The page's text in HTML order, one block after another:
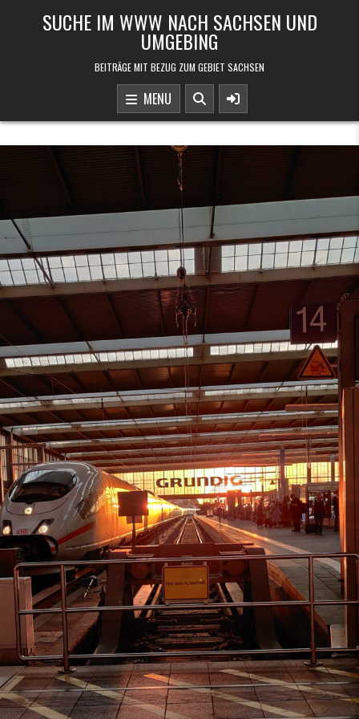
SUCHE IM WWW NACH SACHSEN UND
UMGEBING
BEITRÄGE MIT BEZUG ZUM GEBIET SACHSEN
MENU